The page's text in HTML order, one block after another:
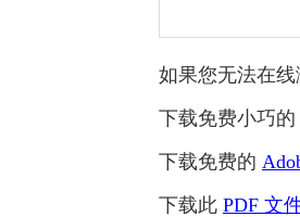
如果您无法在
下载免费小巧的
下载免费的
下载此 PDF 文